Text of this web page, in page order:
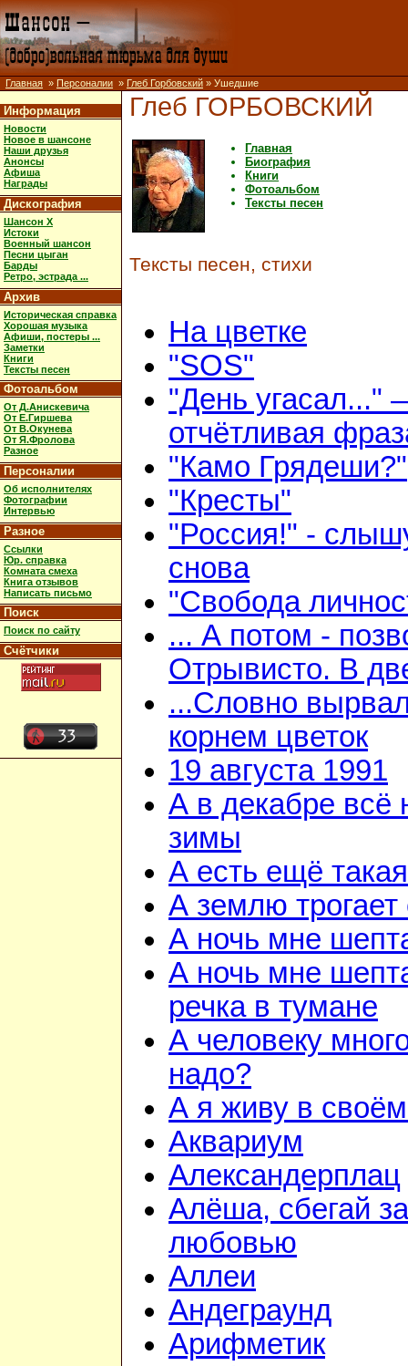
Главная » Персоналии » Глеб Горбовский » Ушедшие
Информация
Новости
Новое в шансоне
Наши друзья
Анонсы
Афиша
Награды
Дискография
Шансон X
Истоки
Военный шансон
Песни цыган
Барды
Ретро, эстрада ...
Архив
Историческая справка
Хорошая музыка
Афиши, постеры ...
Заметки
Книги
Тексты песен
Фотоальбом
От Д.Анискевича
От Е.Гиршева
От В.Окунева
От Я.Фролова
Разное
Персоналии
Об исполнителях
Фотографии
Интервью
Разное
Ссылки
Юр. справка
Комната смеха
Книга отзывов
Написать письмо
Поиск
Поиск по сайту
Счётчики
Глеб ГОРБОВСКИЙ
Главная
Биография
Книги
Фотоальбом
Тексты песен
Тексты песен, стихи
На цветке
"SOS"
"День угасал..."
отчётливая
"Камо Грядеши?"
"Кресты"
"Россия!" -
снова
"Свобода
... А потом -
Отрывисто. В
...Словно
корнем цветок
19 августа 1991
А в декабре всё
зимы
А есть ещё
А землю трогает
А ночь мне
А ночь мне
речка в тумане
А человеку
надо?
А я живу в своём
Аквариум
Александерплац
Алёша, сбегай за
любовью
Аллеи
Андеграунд
Арифметик